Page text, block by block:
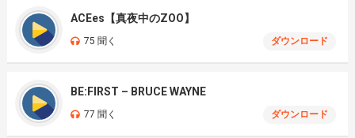
ACEes【真夜中のZOO】
75 聞く ダウンロード
BE:FIRST – BRUCE WAYNE
77 聞く ダウンロード